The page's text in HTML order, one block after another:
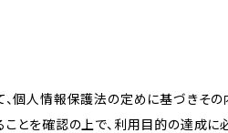
個人情報保護法の定めに基づきその
ことを確認の上で、利用目的の達成